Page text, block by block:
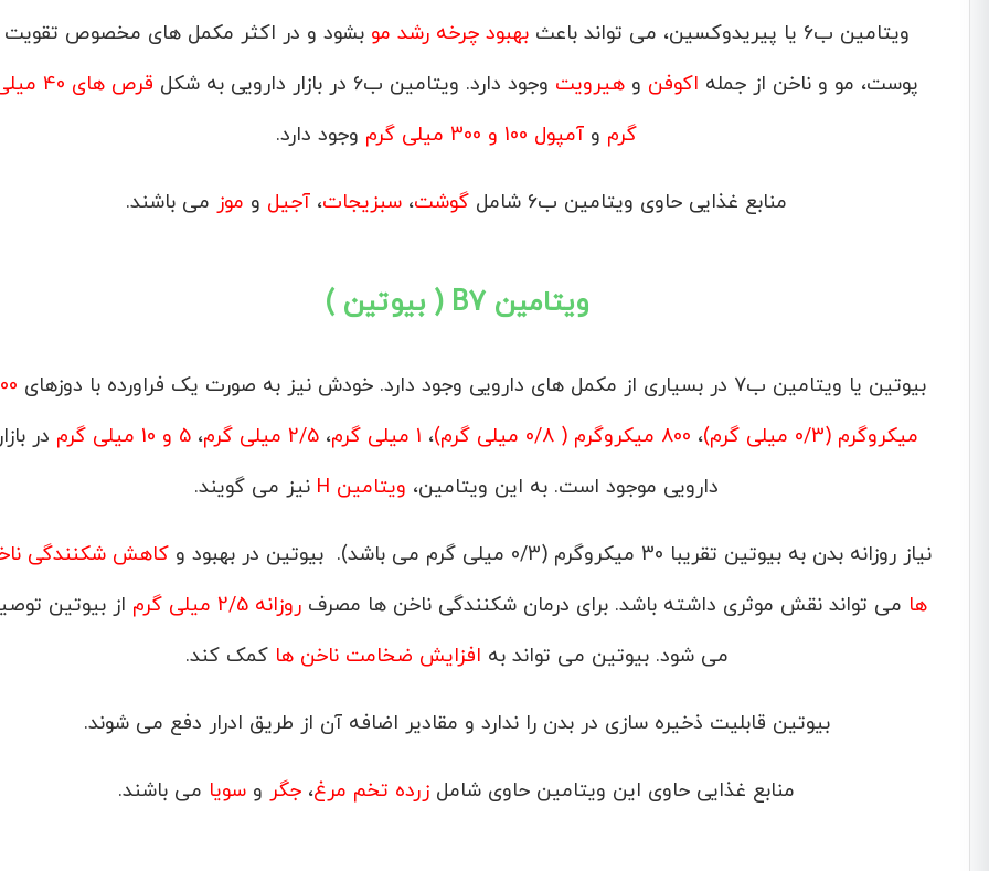
ویتامین ب6 یا پیریدوکسین، می تواند باعث بهبود چرخه رشد مو بشود و در اکثر مکمل های مخصوص تقویت
پوست، مو و ناخن از جمله اکوفن و هیرویت وجود دارد. ویتامین ب6 در بازار دارویی به شکل
قرص های 40
گرم و آمپول 100 و 300 میلی گرم وجود دارد.
منابع غذایی حاوی ویتامین ب6 شامل گوشت، سبزیجات، آجیل و موز می باشند.
ویتامین B7 ( بیوتین )
بیوتین یا ویتامین ب7 در بسیاری از مکمل های دارویی وجود دارد. خودش نیز به صورت یک فراورده با دوزهای
میکروگرم (0/3 میلی گرم)
، 800 میکروگرم ( 0/8 میلی گرم) ، 1 میلی گرم ،2/5 میلی گرم ،5 و 10 میلی گرم
در
دارویی موجود است. به این ویتامین، ویتامین H نیز می گویند.
نیاز روزانه بدن به بیوتین تقریبا 30 میکروگرم (0/3 میلی گرم می باشد). بیوتین در بهبود و
کاهش شکنندگی
ها می تواند نقش موثری داشته باشد. برای درمان شکنندگی ناخن ها مصرفروزانه 2/5 میلی گرم
از بیوتین
می شود. بیوتین می تواند به افزایش ضخامت ناخن ها کمک کند.
بیوتین قابلیت ذخیره سازی در بدن را ندارد و مقادیر اضافه آن از طریق ادرار دفع می شوند.
منابع غذایی حاوی این ویتامین حاوی شامل زرده تخم مرغ، جگر و سویا می باشند.